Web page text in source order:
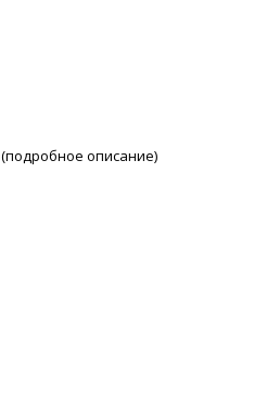
(подробное описание)